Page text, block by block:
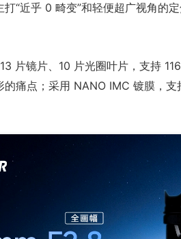
“近乎 0 畸变”和轻便超广视角的
片镜片、10 片光圈叶片，支持
的痛点；采用 NANO IMC 镀膜，